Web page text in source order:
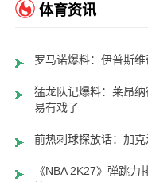
体育资讯
罗马诺爆料：伊普斯
猛龙队记爆料：莱昂
易有戏了
前热刺球探放话：加
《NBA 2K27》弹跳力